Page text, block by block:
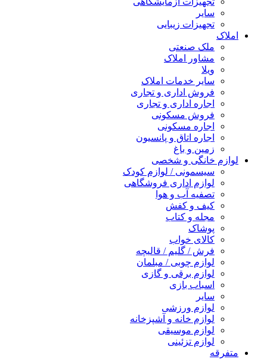
سایر
تجهیزات زیبایی
املاک
ملک صنعتی
مشاور املاک
ویلا
سایر خدمات املاک
فروش اداری و تجاری
اجاره اداری و تجاری
فروش مسکونی
اجاره مسکونی
اجاره اتاق و پانسیون
زمین و باغ
لوازم خانگی و شخصی
سیسمونی / لوازم کودک
لوازم اداری فروشگاهی
تصفیه آب و هوا
کیف و کفش
مجله و کتاب
پوشاک
کالای خواب
فرش / گلیم / قالیچه
لوازم چوبی / مبلمان
لوازم برقی و گازی
اسباب بازی
سایر
لوازم ورزشی
لوازم خانه و آشپزخانه
لوازم موسیقی
لوازم تزئینی
متفرقه